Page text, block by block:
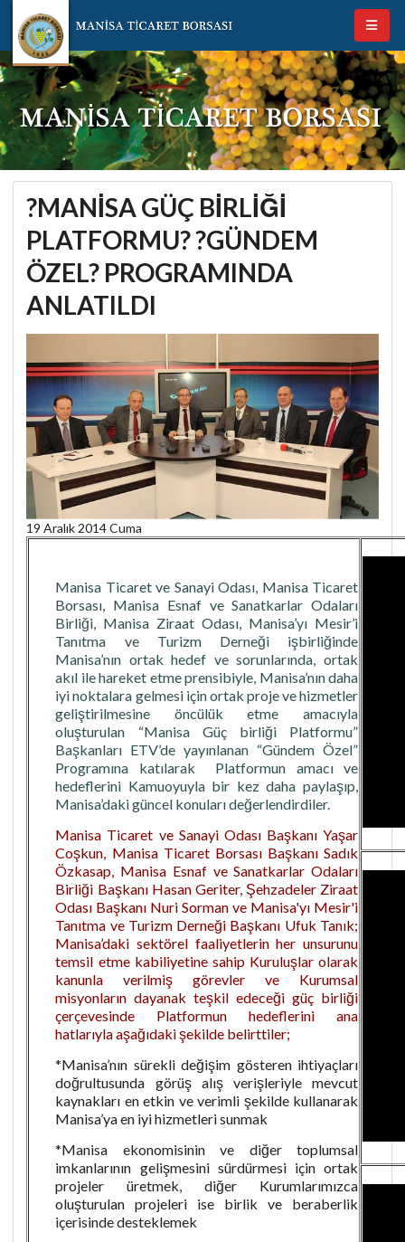
?MANİSA GÜÇ BİRLİĞİ
PLATFORMU? ?GÜNDEM
ÖZEL? PROGRAMINDA
ANLATILDI
19 Aralık 2014 Cuma
Manisa Ticaret ve Sanayi Odası, Manisa Ticaret
Borsası, Manisa Esnaf ve Sanatkarlar Odaları
Birliği, Manisa Ziraat Odası, Manisa’yı Mesir’i
Tanıtma ve Turizm Derneği işbirliğinde
Manisa’nın ortak hedef ve sorunlarında, ortak
akıl ile hareket etme prensibiyle, Manisa’nın daha
iyi noktalara gelmesi için ortak proje ve hizmetler
geliştirilmesine öncülük etme amacıyla
oluşturulan “Manisa Güç birliği Platformu”
Başkanları ETV’de yayınlanan “Gündem Özel”
Programına katılarak Platformun amacı ve
hedeflerini Kamuoyuyla bir kez daha paylaşıp,
Manisa’daki güncel konuları değerlendirdiler.
Manisa Ticaret ve Sanayi Odası Başkanı Yaşar
Coşkun, Manisa Ticaret Borsası Başkanı Sadık
Özkasap, Manisa Esnaf ve Sanatkarlar Odaları
Birliği Başkanı Hasan Geriter, Şehzadeler Ziraat
Odası Başkanı Nuri Sorman ve Manisa'yı Mesir'i
Tanıtma ve Turizm Derneği Başkanı Ufuk Tanık;
Manisa’daki sektörel faaliyetlerin her unsurunu
temsil etme kabiliyetine sahip Kuruluşlar olarak
kanunla verilmiş görevler ve Kurumsal
misyonların dayanak teşkil edeceği güç birliği
çerçevesinde Platformun hedeflerini ana
hatlarıyla aşağıdaki şekilde belirttiler;
*Manisa’nın sürekli değişim gösteren ihtiyaçları
doğrultusunda görüş alış verişleriyle mevcut
kaynakları en etkin ve verimli şekilde kullanarak
Manisa’ya en iyi hizmetleri sunmak
*Manisa ekonomisinin ve diğer toplumsal
imkanlarının gelişmesini sürdürmesi için ortak
projeler üretmek, diğer Kurumlarımızca
oluşturulan projeleri ise birlik ve beraberlik
içerisinde desteklemek